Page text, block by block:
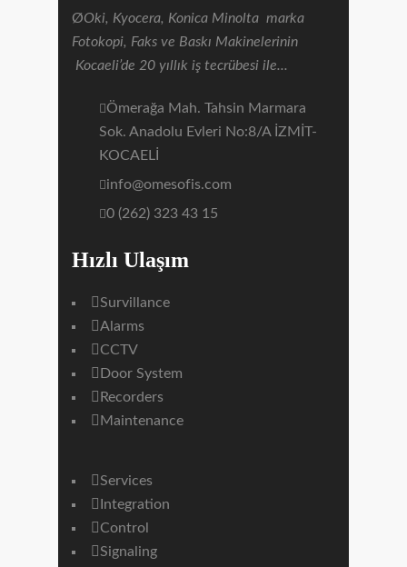
ØOki, Kyocera, Konica Minolta marka
Fotokopi, Faks ve Baskı Makinelerinin
Kocaeli’de 20 yıllık iş tecrübesi ile...
Ömerağa Mah. Tahsin Marmara
Sok. Anadolu Evleri No:8/A İZMİT-
KOCAELİ
info@omesofis.com
0 (262) 323 43 15
Hızlı Ulaşım
Survillance
Alarms
CCTV
Door System
Recorders
Maintenance
Services
Integration
Control
Signaling